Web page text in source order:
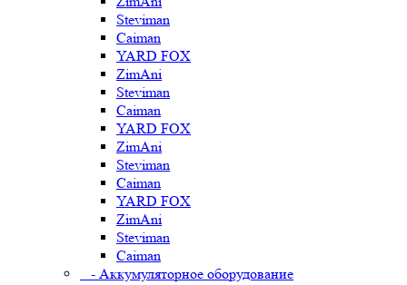
Steviman
Caiman
YARD FOX
ZimAni
Steviman
Caiman
YARD FOX
ZimAni
Steviman
Caiman
YARD FOX
ZimAni
Steviman
Caiman
- Аккумуляторное оборудование